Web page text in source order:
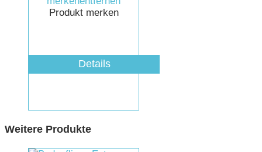
Produkt merken
Details
Weitere Produkte